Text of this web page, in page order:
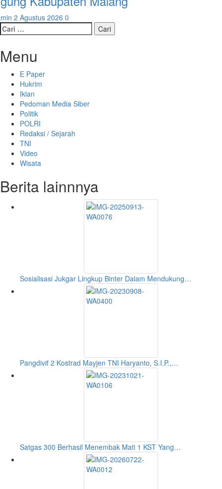
2 Agustus 2026 0
Menu
E Paper
Hukrim
Iklan
Pedoman Media Siber
Politik
POLRI
Redaksi / Sejarah
TNI
Video
Wisata
Berita lainnnya
Sosialisasi Jukgar Lingkup Binter Dalam Mendukung…
Pangdivif 2 Kostrad Mayjen TNI Haryanto, S.I.P.,…
Satgas 300 Berhasil Menembak Mati 1 KST Yang…